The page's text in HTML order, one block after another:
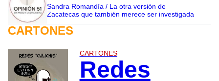
Sandra Romandía / La otra versión de
Zacatecas que también merece ser investigada
CARTONES
CARTONES
Redes